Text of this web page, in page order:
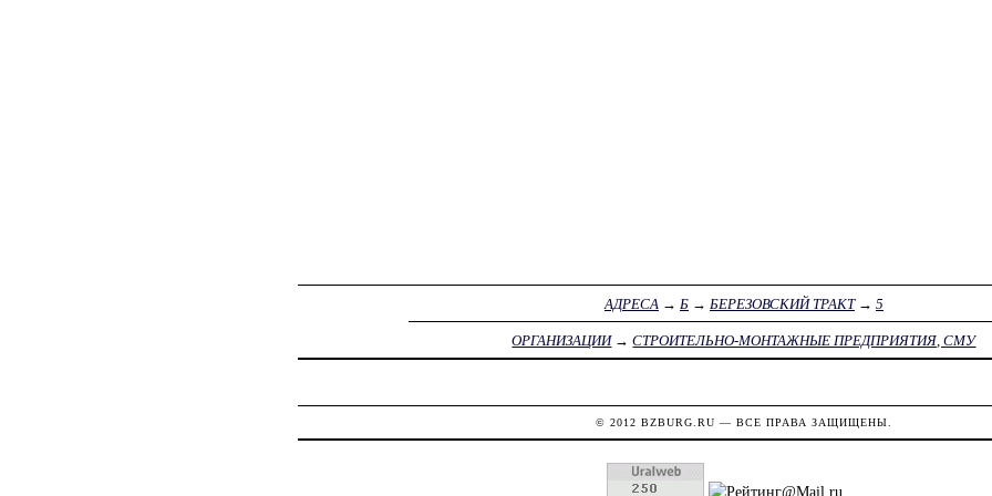
АДРЕСА → Б→ БЕРЕЗОВСКИЙ ТРАКТ→ 5
ОРГАНИЗАЦИИ→СТРОИТЕЛЬНО-МОНТАЖНЫЕ ПРЕДПРИЯТИЯ, СМУ
© 2012 BZBURG.RU — ВСЕ ПРАВА ЗАЩИЩЕНЫ.